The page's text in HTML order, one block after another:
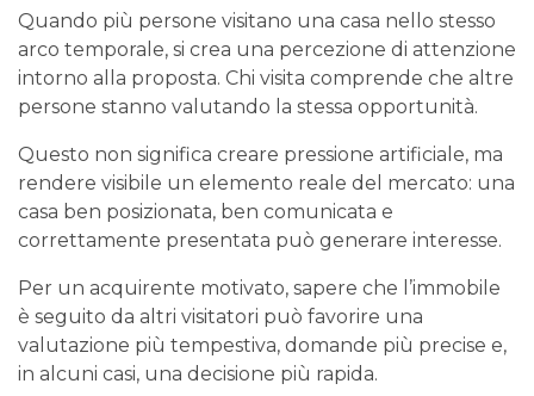
Quando più persone visitano una casa nello stesso
arco temporale, si crea una percezione di attenzione
intorno alla proposta. Chi visita comprende che altre
persone stanno valutando la stessa opportunità.
Questo non significa creare pressione artificiale, ma
rendere visibile un elemento reale del mercato: una
casa ben posizionata, ben comunicata e
correttamente presentata può generare interesse.
Per un acquirente motivato, sapere che l’immobile
è seguito da altri visitatori può favorire una
valutazione più tempestiva, domande più precise e,
in alcuni casi, una decisione più rapida.